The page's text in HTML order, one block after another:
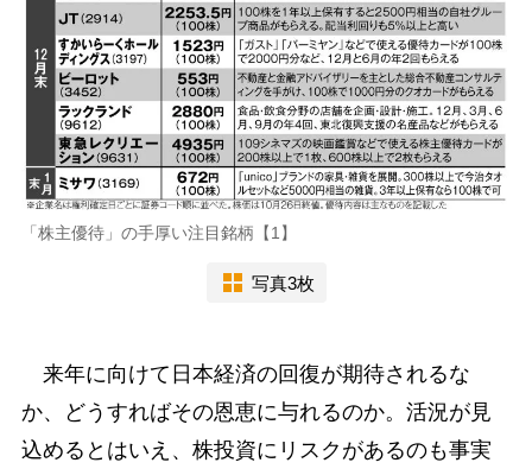
「株主優待」の手厚い注目銘柄【1】
写真3枚
来年に向けて日本経済の回復が期待されるな
か、どうすればその恩恵に与れるのか。活況が見
込めるとはいえ、株投資にリスクがあるのも事実